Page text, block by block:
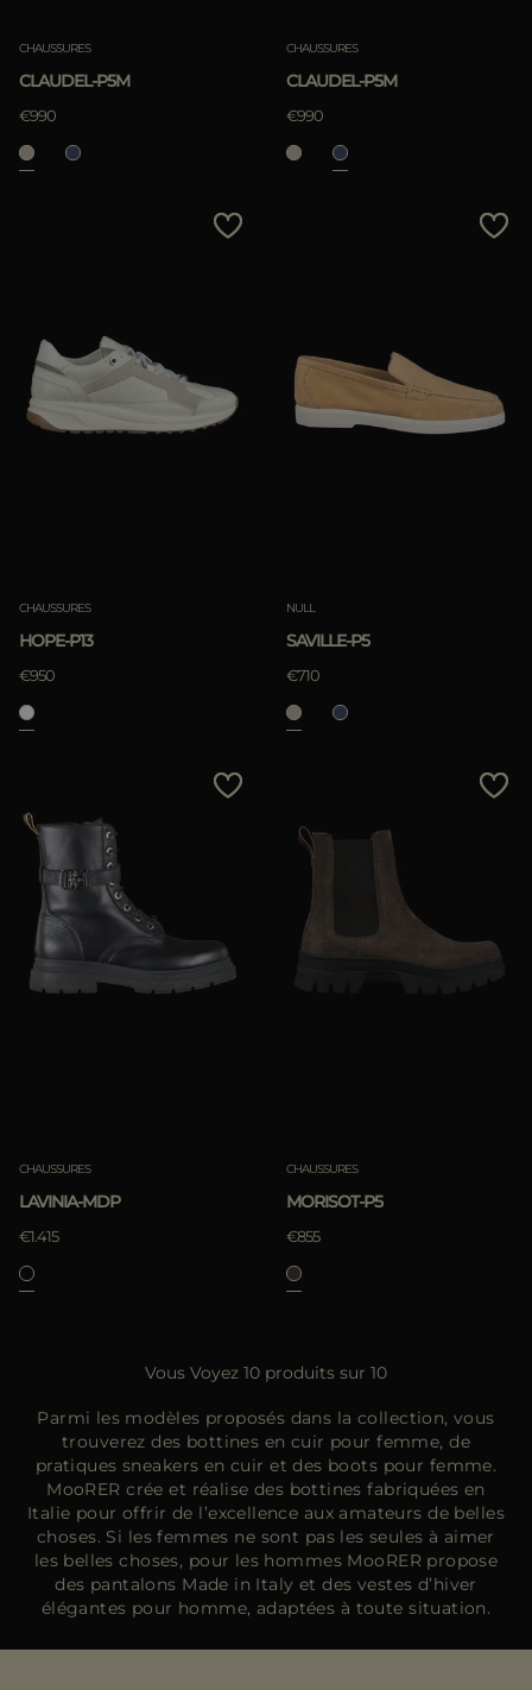
CHAUSSURES
CLAUDEL-P5M
€990
CHAUSSURES
CLAUDEL-P5M
€990
CHAUSSURES
HOPE-P13
€950
NULL
SAVILLE-P5
€710
CHAUSSURES
LAVINIA-MDP
€1.415
CHAUSSURES
MORISOT-P5
€855
Vous Voyez 10 produits sur 10
Parmi les modèles proposés dans la collection, vous
trouverez des bottines en cuir pour femme, de
pratiques sneakers en cuir et des boots pour femme.
MooRER crée et réalise des bottines fabriquées en
Italie pour offrir de l’excellence aux amateurs de belles
choses. Si les femmes ne sont pas les seules à aimer
les belles choses, pour les hommes MooRER propose
des pantalons Made in Italy et des vestes d’hiver
élégantes pour homme, adaptées à toute situation.